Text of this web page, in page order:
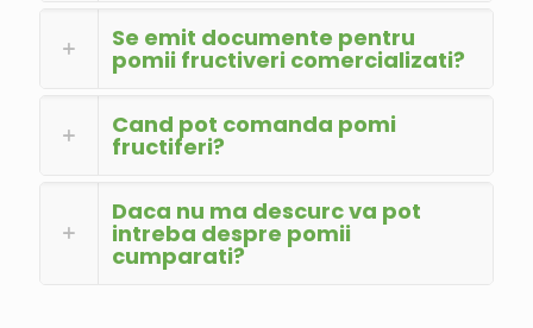
Se emit documente pentru
pomii fructiveri comercializati?
Cand pot comanda pomi
fructiferi?
Daca nu ma descurc va pot
intreba despre pomii
cumparati?